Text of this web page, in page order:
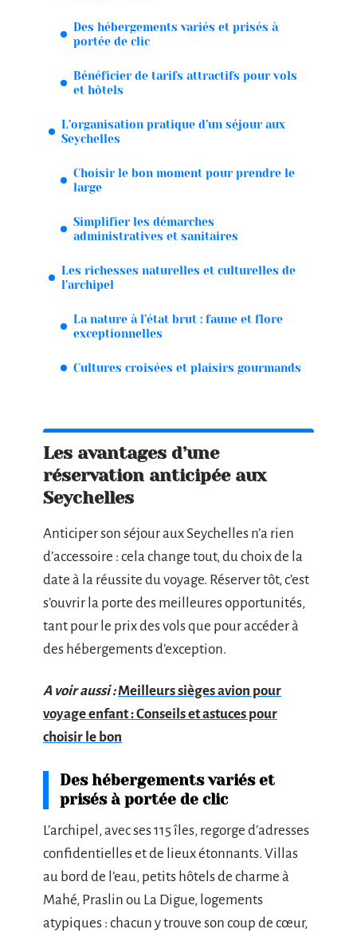
Des hébergements variés et prisés à
portée de clic
Bénéficier de tarifs attractifs pour vols
et hôtels
L’organisation pratique d’un séjour aux
Seychelles
Choisir le bon moment pour prendre le
large
Simplifier les démarches
administratives et sanitaires
Les richesses naturelles et culturelles de
l’archipel
La nature à l’état brut : faune et flore
exceptionnelles
Cultures croisées et plaisirs gourmands
Les avantages d’une
réservation anticipée aux
Seychelles
Anticiper son séjour aux Seychelles n’a rien
d’accessoire : cela change tout, du choix de la
date à la réussite du voyage. Réserver tôt, c’est
s’ouvrir la porte des meilleures opportunités,
tant pour le prix des vols que pour accéder à
des hébergements d’exception.
A voir aussi : Meilleurs sièges avion pour
voyage enfant : Conseils et astuces pour
choisir le bon
Des hébergements variés et
prisés à portée de clic
L’archipel, avec ses 115 îles, regorge d’adresses
confidentielles et de lieux étonnants. Villas
au bord de l’eau, petits hôtels de charme à
Mahé, Praslin ou La Digue, logements
atypiques : chacun y trouve son coup de cœur,